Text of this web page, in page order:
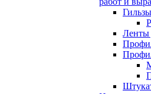
Гильзы
Ленты